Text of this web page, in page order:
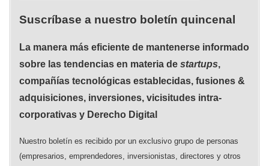
Suscríbase a nuestro boletín quincenal
La manera más eficiente de mantenerse informado
sobre las tendencias en materia de startups,
compañías tecnológicas establecidas, fusiones &
adquisiciones, inversiones, vicisitudes intra-
corporativas y Derecho Digital
Nuestro boletín es recibido por un exclusivo grupo de personas
(empresarios, emprendedores, inversionistas, directores y otros